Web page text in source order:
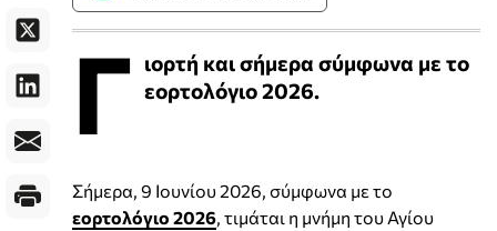
Γ ιορτή και σήμερα σύμφωνα με το
εορτολόγιο 2026.
Σήμερα, 9 Ιουνίου 2026, σύμφωνα με το
εορτολόγιο 2026 , τιμάται η μνήμη του Αγίου